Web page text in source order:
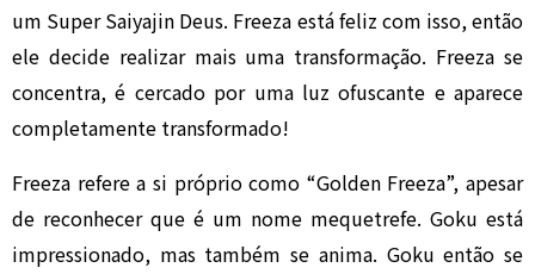
um Super Saiyajin Deus. Freeza está feliz com isso, então
ele decide realizar mais uma transformação. Freeza se
concentra, é cercado por uma luz ofuscante e aparece
completamente transformado!
Freeza refere a si próprio como “Golden Freeza”, apesar
de reconhecer que é um nome mequetrefe. Goku está
impressionado, mas também se anima. Goku então se